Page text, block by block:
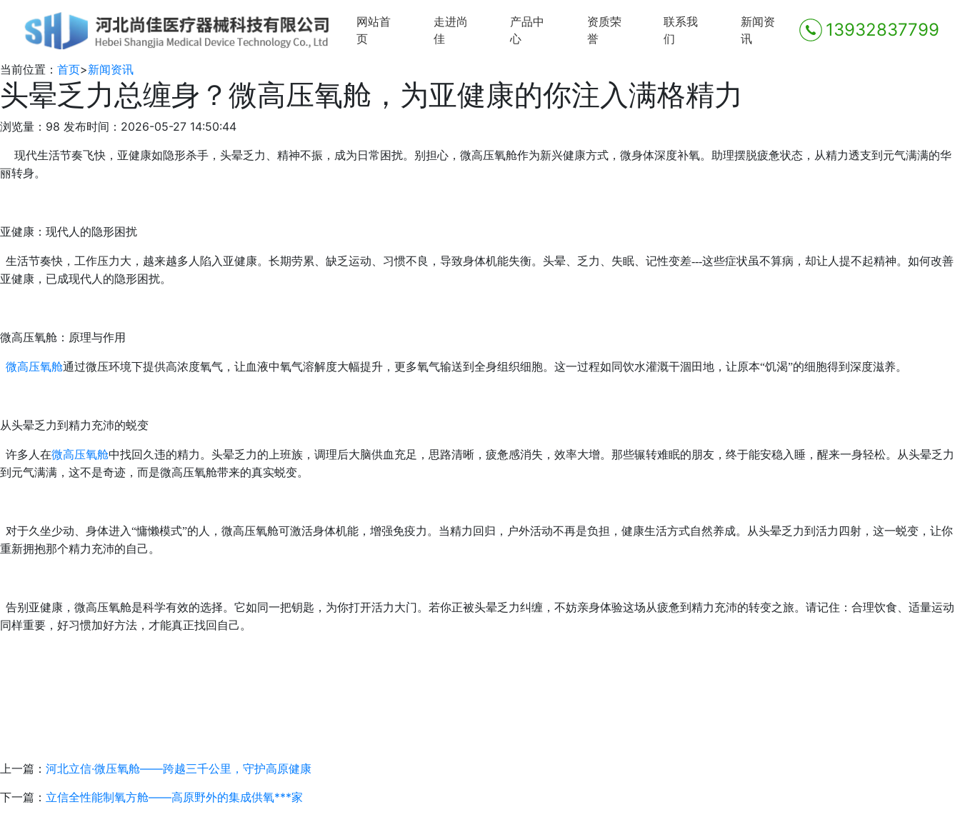
网站首
页
走进尚
佳
产品中
心
资质荣
誉
联系我
们
新闻资
讯
13932837799
当前位置： 首页>新闻资讯
头晕乏力总缠身？微高压氧舱，为亚健康的你注入满格精力
浏览量：98 发布时间：2026-05-27 14:50:44
现代生活节奏飞快，亚健康如隐形杀手，头晕乏力、精神不振，成为日常困扰。别担心，微高压氧舱作为新兴健康方式，微身体深度补氧。助理摆脱疲惫状态，从精力透支到元气满满的华
丽转身。
亚健康：现代人的隐形困扰
生活节奏快，工作压力大，越来越多人陷入亚健康。长期劳累、缺乏运动、习惯不良，导致身体机能失衡。头晕、乏力、失眠、记性变差---这些症状虽不算病，却让人提不起精神。如何改善
亚健康，已成现代人的隐形困扰。
微高压氧舱：原理与作用
微高压氧舱通过微压环境下提供高浓度氧气，让血液中氧气溶解度大幅提升，更多氧气输送到全身组织细胞。这一过程如同饮水灌溉干涸田地，让原本“饥渴”的细胞得到深度滋养。
从头晕乏力到精力充沛的蜕变
许多人在微高压氧舱中找回久违的精力。头晕乏力的上班族，调理后大脑供血充足，思路清晰，疲惫感消失，效率大增。那些辗转难眠的朋友，终于能安稳入睡，醒来一身轻松。从头晕乏力
到元气满满，这不是奇迹，而是微高压氧舱带来的真实蜕变。
对于久坐少动、身体进入“慵懒模式”的人，微高压氧舱可激活身体机能，增强免疫力。当精力回归，户外活动不再是负担，健康生活方式自然养成。从头晕乏力到活力四射，这一蜕变，让你
重新拥抱那个精力充沛的自己。
告别亚健康，微高压氧舱是科学有效的选择。它如同一把钥匙，为你打开活力大门。若你正被头晕乏力纠缠，不妨亲身体验这场从疲惫到精力充沛的转变之旅。请记住：合理饮食、适量运动
同样重要，好习惯加好方法，才能真正找回自己。
上一篇： 河北立信·微压氧舱——跨越三千公里，守护高原健康
下一篇： 立信全性能制氧方舱——高原野外的集成供氧***家